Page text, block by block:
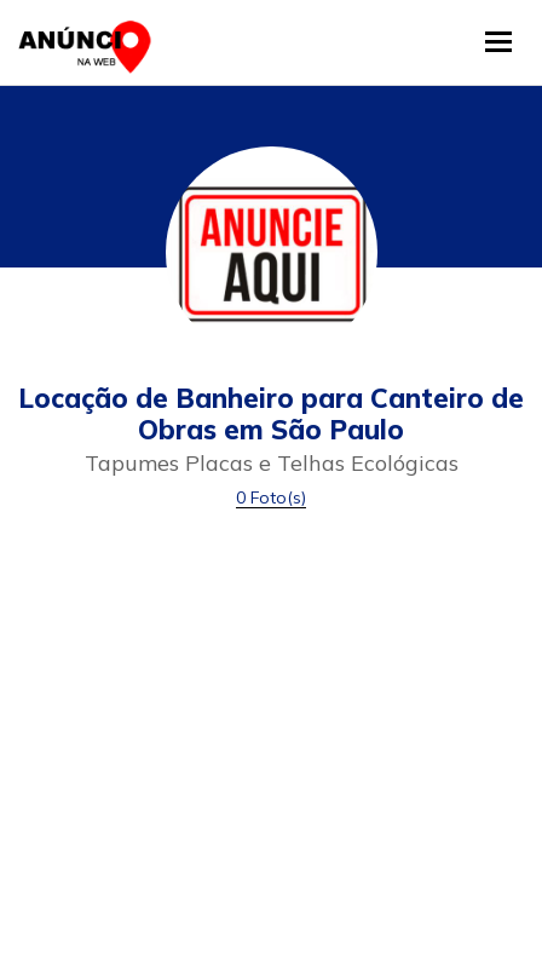
Locação de Banheiro para Canteiro de
Obras em São Paulo
Tapumes Placas e Telhas Ecológicas
0 Foto(s)